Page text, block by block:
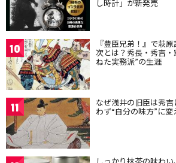
し時計」が新発売
10 『豊臣兄弟！』で萩
次とは？秀長・秀吉
ねた実務派”の生涯
11 なぜ浅井の旧臣は秀
わず“自分の味方”に